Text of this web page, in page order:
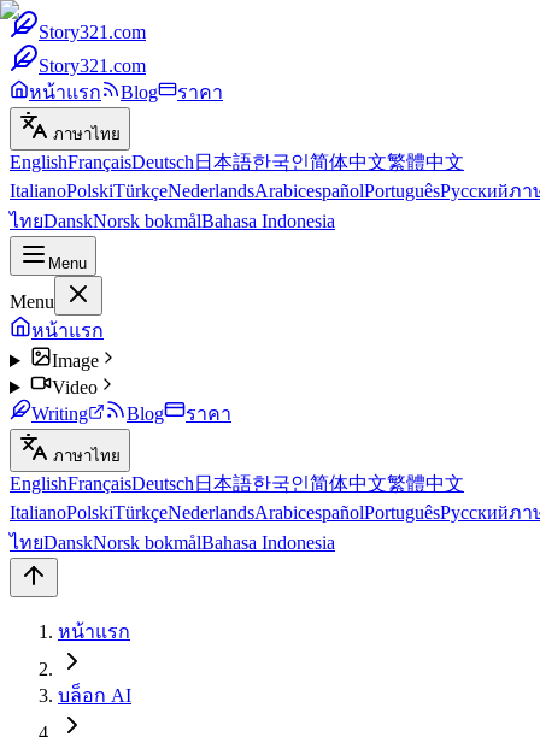
Story321.com
Story321.com
หน้าแรก
Blog ราคา
ภาษาไทย
EnglishFrançaisDeutsch 日本語한국인简体中文繁體中文
ItalianoPolskiTürkçeNederlandsArabicespañolPortuguêsРусскийภา
ไทยDanskNorsk bokmålBahasa Indonesia
Menu
Menu
หน้าแรก
Image
Video
Writing
Blog ราคา
ภาษาไทย
EnglishFrançaisDeutsch 日本語한국인简体中文繁體中文
ItalianoPolskiTürkçeNederlandsArabicespañolPortuguêsРусскийภา
ไทยDanskNorsk bokmålBahasa Indonesia
หน้าแรก
บล็อก AI